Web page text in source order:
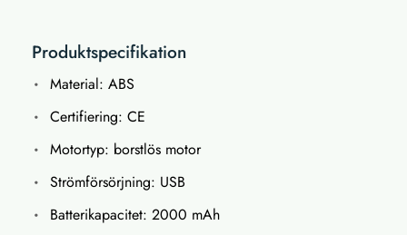
Produktspecifikation
Material: ABS
Certifiering: CE
Motortyp: borstlös motor
Strömförsörjning: USB
Batterikapacitet: 2000 mAh